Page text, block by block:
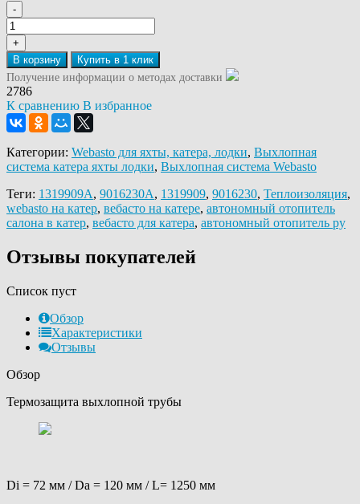
-
+
В корзину
Получение информации о методах доставки
2786
К сравнению В избранное
Категории: Webasto для яхты, катера, лодки, Выхлопная
система катера яхты лодки, Выхлопная система Webasto
Теги: 1319909A, 9016230A, 1319909, 9016230, Теплоизоляция,
webasto на катер, вебасто на катере, автономный отопитель
салона в катер, вебасто для катера, автономный отопитель ру
Отзывы покупателей
Список пуст
Обзор
Характеристики
Отзывы
Обзор
Термозащита выхлопной трубы
Di = 72 мм / Da = 120 мм / L= 1250 мм